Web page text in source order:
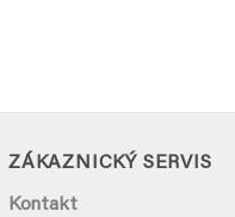
ZÁKAZNICKÝ SERVIS
Kontakt